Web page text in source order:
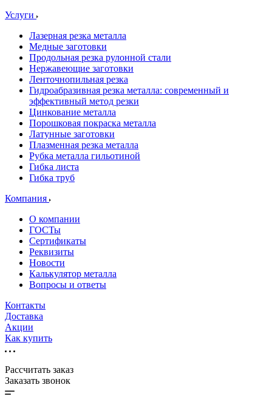
Услуги
Лазерная резка металла
Медные заготовки
Продольная резка рулонной стали
Нержавеющие заготовки
Ленточнопильная резка
Гидроабразивная резка металла: современный и
эффективный метод резки
Цинкование металла
Порошковая покраска металла
Латунные заготовки
Плазменная резка металла
Рубка металла гильотиной
Гибка листа
Гибка труб
Компания
О компании
ГОСТы
Сертификаты
Реквизиты
Новости
Калькулятор металла
Вопросы и ответы
Контакты
Доставка
Акции
Как купить
Рассчитать заказ
Заказать звонок